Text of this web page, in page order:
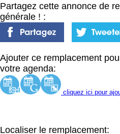
Partagez cette annonce de
générale ! :
Ajouter ce remplacement
votre agenda:
cliquez ici pour
Localiser le remplacement: